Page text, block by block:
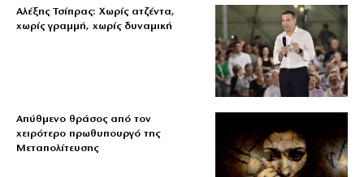
Αλέξης Τσίπρας: Χωρίς ατζέντα,
χωρίς γραμμή, χωρίς δυναμική
Απύθμενο θράσος από τον
χειρότερο πρωθυπουργό της
Μεταπολίτευσης